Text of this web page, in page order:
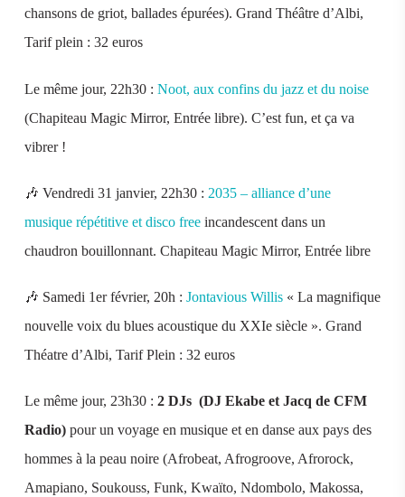
chansons de griot, ballades épurées). Grand Théâtre d’Albi,
Tarif plein : 32 euros
Le même jour, 22h30 : Noot, aux confins du jazz et du noise
(Chapiteau Magic Mirror, Entrée libre). C’est fun, et ça va
vibrer !
🎶 Vendredi 31 janvier, 22h30 : 2035 – alliance d’une
musique répétitive et disco freeincandescent dans un
chaudron bouillonnant. Chapiteau Magic Mirror, Entrée libre
🎶 Samedi 1er février, 20h : Jontavious Willis« La magnifique
nouvelle voix du blues acoustique du XXIe siècle ». Grand
Théatre d’Albi, Tarif Plein : 32 euros
Le même jour, 23h30 : 2 DJs (DJ Ekabe et Jacq de CFM
Radio)pour un voyage en musique et en danse aux pays des
hommes à la peau noire (Afrobeat, Afrogroove, Afrorock,
Amapiano, Soukouss, Funk, Kwaïto, Ndombolo, Makossa,